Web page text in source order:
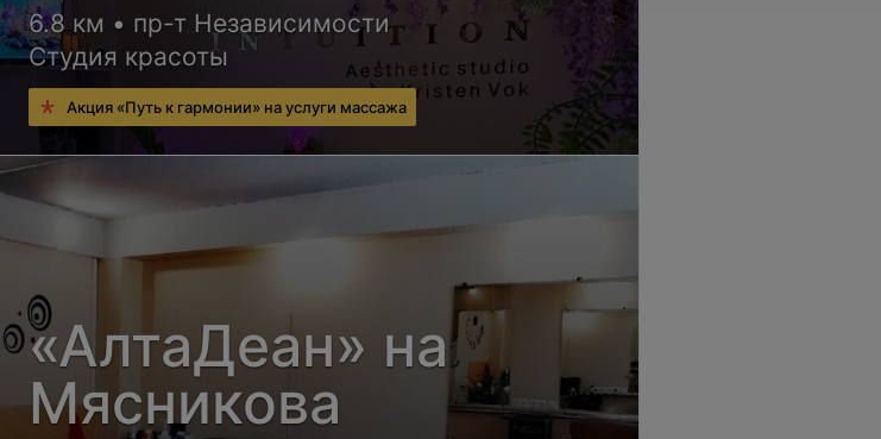
6.8 км • пр-т Независимости
Студия красоты
Акция «Путь к гармонии» на услуги массажа
«АлтаДеан» на
Мясникова